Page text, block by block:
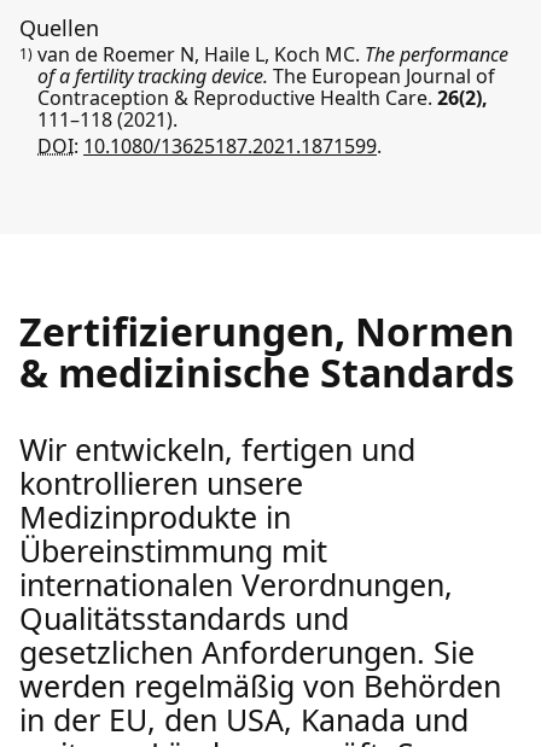
Quellen
1) van de Roemer N, Haile L, Koch MC. The performance
of a fertility tracking device. The European Journal of
Contraception & Reproductive Health Care. 26(2),
111–118(2021).
DOI: 10.1080/13625187.2021.1871599.
Zertifizierungen, Normen
& medizinische Standards
Wir entwickeln, fertigen und
kontrollieren unsere
Medizinprodukte in
Übereinstimmung mit
internationalen Verordnungen,
Qualitätsstandards und
gesetzlichen Anforderungen. Sie
werden regelmäßig von Behörden
in der EU, den USA, Kanada und